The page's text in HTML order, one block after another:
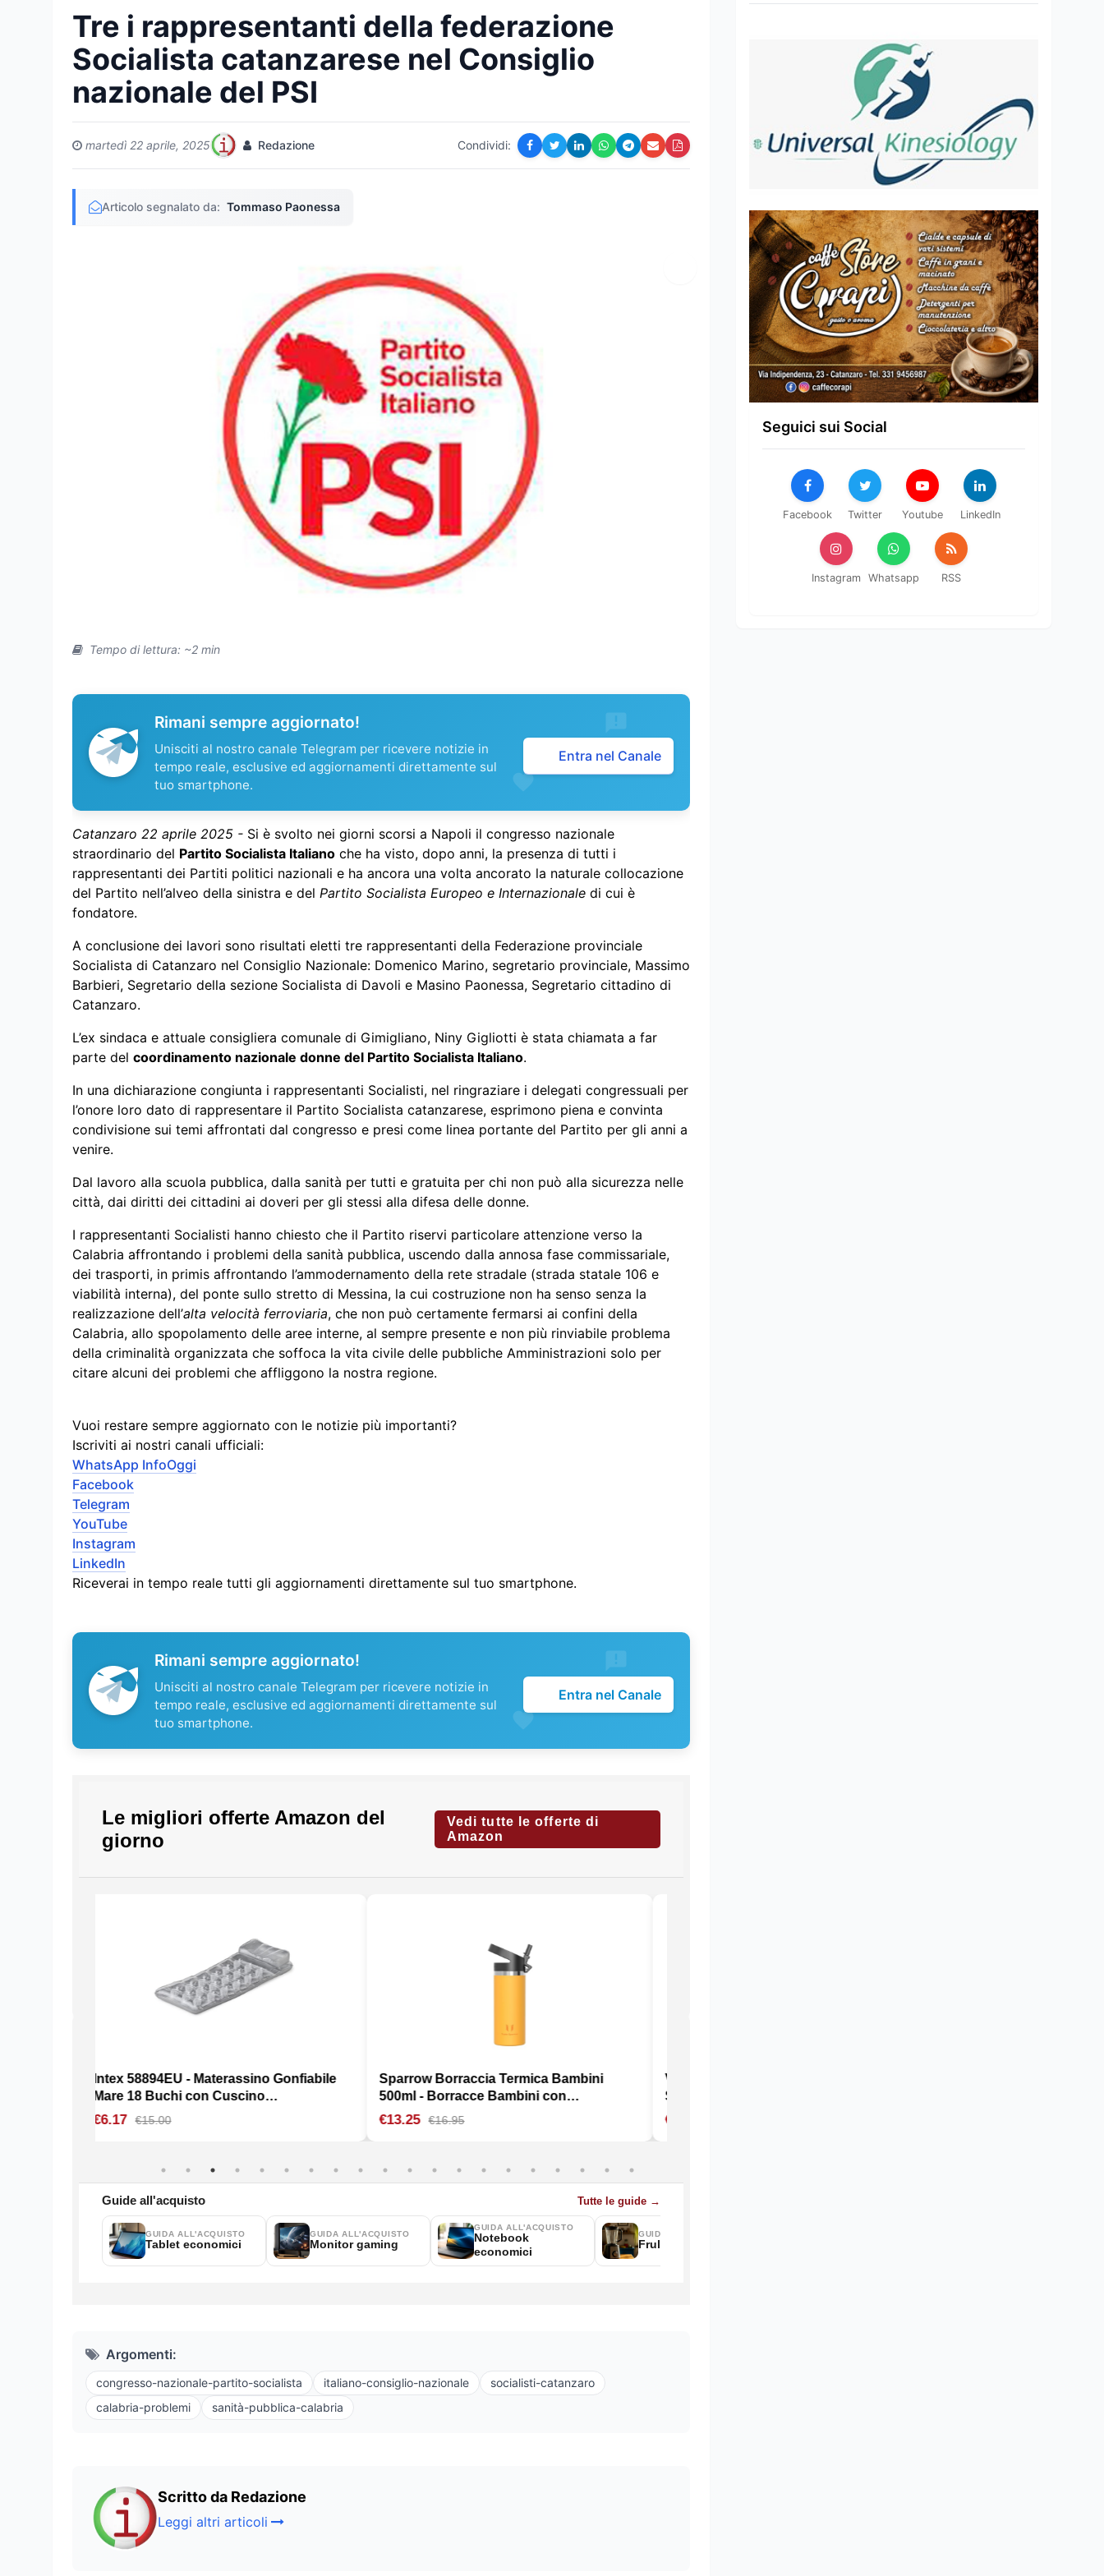
Tre i rappresentanti della federazione
Socialista catanzarese nel Consiglio
nazionale del PSI
martedì 22 aprile, 2025 Redazione Condividi:
Articolo segnalato da: Tommaso Paonessa
Tempo di lettura: ~2 min
Rimani sempre aggiornato!
Unisciti al nostro canale Telegram per ricevere notizie in
tempo reale, esclusive ed aggiornamenti direttamente sul
tuo smartphone.
Entra nel Canale
Catanzaro 22 aprile 2025 - Si è svolto nei giorni scorsi a Napoli il congresso nazionale
straordinario del Partito Socialista Italiano che ha visto, dopo anni, la presenza di tutti i
rappresentanti dei Partiti politici nazionali e ha ancora una volta ancorato la naturale collocazione
del Partito nell’alveo della sinistra e del Partito Socialista Europeo e Internazionale di cui è
fondatore.
A conclusione dei lavori sono risultati eletti tre rappresentanti della Federazione provinciale
Socialista di Catanzaro nel Consiglio Nazionale: Domenico Marino, segretario provinciale, Massimo
Barbieri, Segretario della sezione Socialista di Davoli e Masino Paonessa, Segretario cittadino di
Catanzaro.
L’ex sindaca e attuale consigliera comunale di Gimigliano, Niny Gigliotti è stata chiamata a far
parte del coordinamento nazionale donne del Partito Socialista Italiano.
In una dichiarazione congiunta i rappresentanti Socialisti, nel ringraziare i delegati congressuali per
l’onore loro dato di rappresentare il Partito Socialista catanzarese, esprimono piena e convinta
condivisione sui temi affrontati dal congresso e presi come linea portante del Partito per gli anni a
venire.
Dal lavoro alla scuola pubblica, dalla sanità per tutti e gratuita per chi non può alla sicurezza nelle
città, dai diritti dei cittadini ai doveri per gli stessi alla difesa delle donne.
I rappresentanti Socialisti hanno chiesto che il Partito riservi particolare attenzione verso la
Calabria affrontando i problemi della sanità pubblica, uscendo dalla annosa fase commissariale,
dei trasporti, in primis affrontando l’ammodernamento della rete stradale (strada statale 106 e
viabilità interna), del ponte sullo stretto di Messina, la cui costruzione non ha senso senza la
realizzazione dell’alta velocità ferroviaria, che non può certamente fermarsi ai confini della
Calabria, allo spopolamento delle aree interne, al sempre presente e non più rinviabile problema
della criminalità organizzata che soffoca la vita civile delle pubbliche Amministrazioni solo per
citare alcuni dei problemi che affliggono la nostra regione.
Vuoi restare sempre aggiornato con le notizie più importanti?
Iscriviti ai nostri canali ufficiali:
WhatsApp InfoOggi
Facebook
Telegram
YouTube
Instagram
LinkedIn
Riceverai in tempo reale tutti gli aggiornamenti direttamente sul tuo smartphone.
Rimani sempre aggiornato!
Unisciti al nostro canale Telegram per ricevere notizie in
tempo reale, esclusive ed aggiornamenti direttamente sul
tuo smartphone.
Entra nel Canale
Argomenti:
congresso-nazionale-partito-socialista italiano-consiglio-nazionale
socialisti-catanzaro
calabria-problemi
sanità-pubblica-calabria
Scritto da Redazione
Leggi altri articoli
Seguici sui Social
Facebook Twitter Youtube LinkedIn
Instagram Whatsapp RSS